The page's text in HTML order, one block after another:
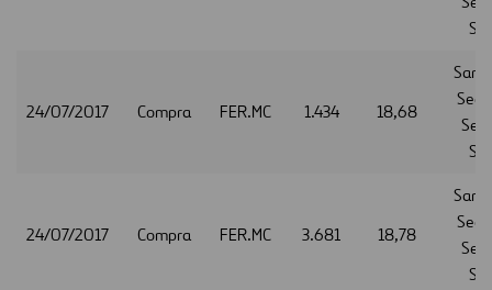
24/07/2017 Compra FER.MC 1.434 18,68
24/07/2017 Compra FER.MC 3.681 18,78